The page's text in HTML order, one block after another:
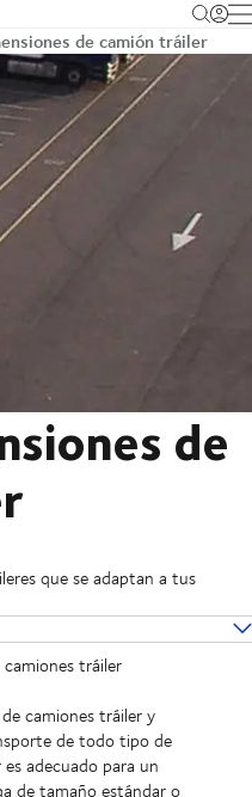
de camión tráiler
de
que se adaptan a tus
tráiler
camiones tráiler y
de todo tipo de
adecuado para un
de tamaño estándar o